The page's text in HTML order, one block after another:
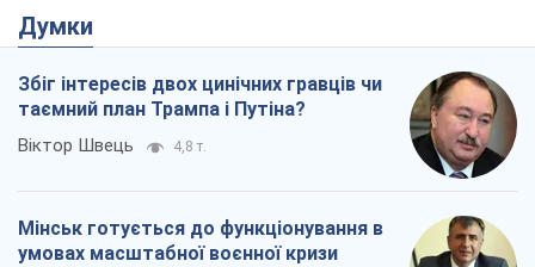
Думки
Збіг інтересів двох цинічних гравців чи
таємний план Трампа і Путіна?
Віктор Швець 4,8 т.
Мінськ готується до функціонування в
умовах масштабної воєнної кризи